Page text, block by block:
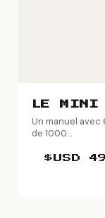
LE MINI
Un manuel avec
de 1000...
$USD